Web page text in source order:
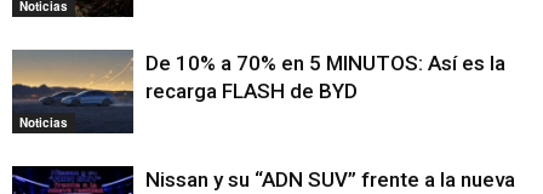
Noticias
Noticias
De 10% a 70% en 5 MINUTOS: Así es la
recarga FLASH de BYD
Nissan y su “ADN SUV” frente a la nueva